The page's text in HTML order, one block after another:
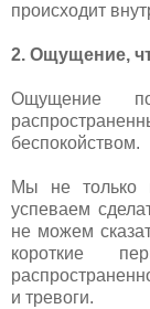
происходит
2. Ощущение,
Ощущение
беспокойством.
Мы не только
успеваем
не можем
короткие
и тревоги.